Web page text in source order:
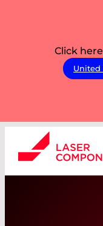
Click
United